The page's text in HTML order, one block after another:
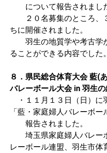
について報告されまし
２０名募集のところ、
ちに開催されました。
羽生の地質学や考古学
ることができる内容でした。
８．県民総合体育大会 藍(
バレーボール大会 in 羽生
・１１月１３日（日）に
「藍・家庭婦人バレーボ
報告されました。
埼玉県家庭婦人バレー
レーボール連盟、羽生市体